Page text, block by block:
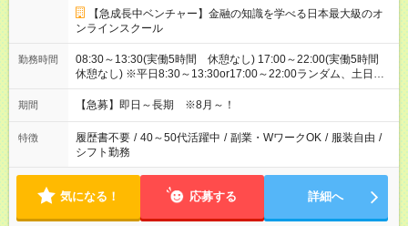
【急成長中ベンチャー】金融の知識を学べる日本最大級のオ
ンラインスクール
勤務時間
08:30～13:30(実働5時間 休憩なし) 17:00～22:00(実働5時間
休憩なし) ※平日8:30～13:30or17:00～22:00ランダム、土日祝
は時間指定なしで固定
期間 【急募】即日～長期 ※8月～！
特徴 履歴書不要 / 40～50代活躍中 / 副業・WワークOK / 服装自由 /
シフト勤務
気になる！ 応募する 詳細へ